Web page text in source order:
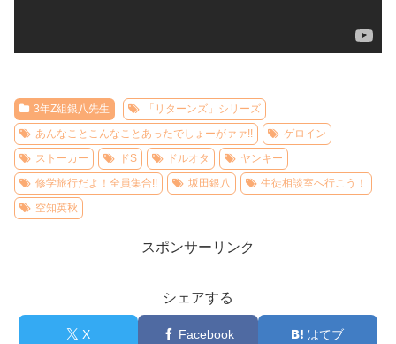
3年Z組銀八先生
「リターンズ」シリーズ
あんなことこんなことあったでしょーがァァ!!
ゲロイン
ストーカー
ドS ドルオタ
ヤンキー
修学旅行だよ！全員集合!!
坂田銀八
生徒相談室へ行こう！
空知英秋
スポンサーリンク
シェアする
X Facebook はてブ